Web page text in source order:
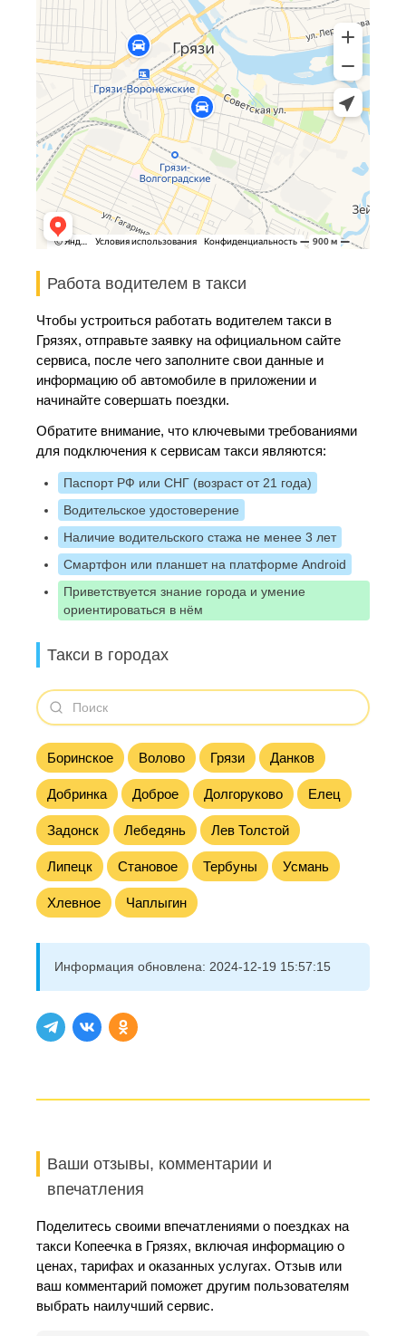
Работа водителем в такси
Чтобы устроиться работать водителем такси в
Грязях, отправьте заявку на официальном сайте
сервиса, после чего заполните свои данные и
информацию об автомобиле в приложении и
начинайте совершать поездки.
Обратите внимание, что ключевыми требованиями
для подключения к сервисам такси являются:
Паспорт РФ или СНГ (возраст от 21 года)
Водительское удостоверение
Наличие водительского стажа не менее 3 лет
Смартфон или планшет на платформе Android
Приветствуется знание города и умение
ориентироваться в нём
Такси в городах
Боринское Волово Грязи Данков
Добринка Доброе Долгоруково Елец
Задонск Лебедянь Лев Толстой
Липецк Становое Тербуны Усмань
Хлевное Чаплыгин
Информация обновлена: 2024-12-19 15:57:15
Ваши отзывы, комментарии и
впечатления
Поделитесь своими впечатлениями о поездках на
такси Копеечка в Грязях, включая информацию о
ценах, тарифах и оказанных услугах. Отзыв или
ваш комментарий поможет другим пользователям
выбрать наилучший сервис.